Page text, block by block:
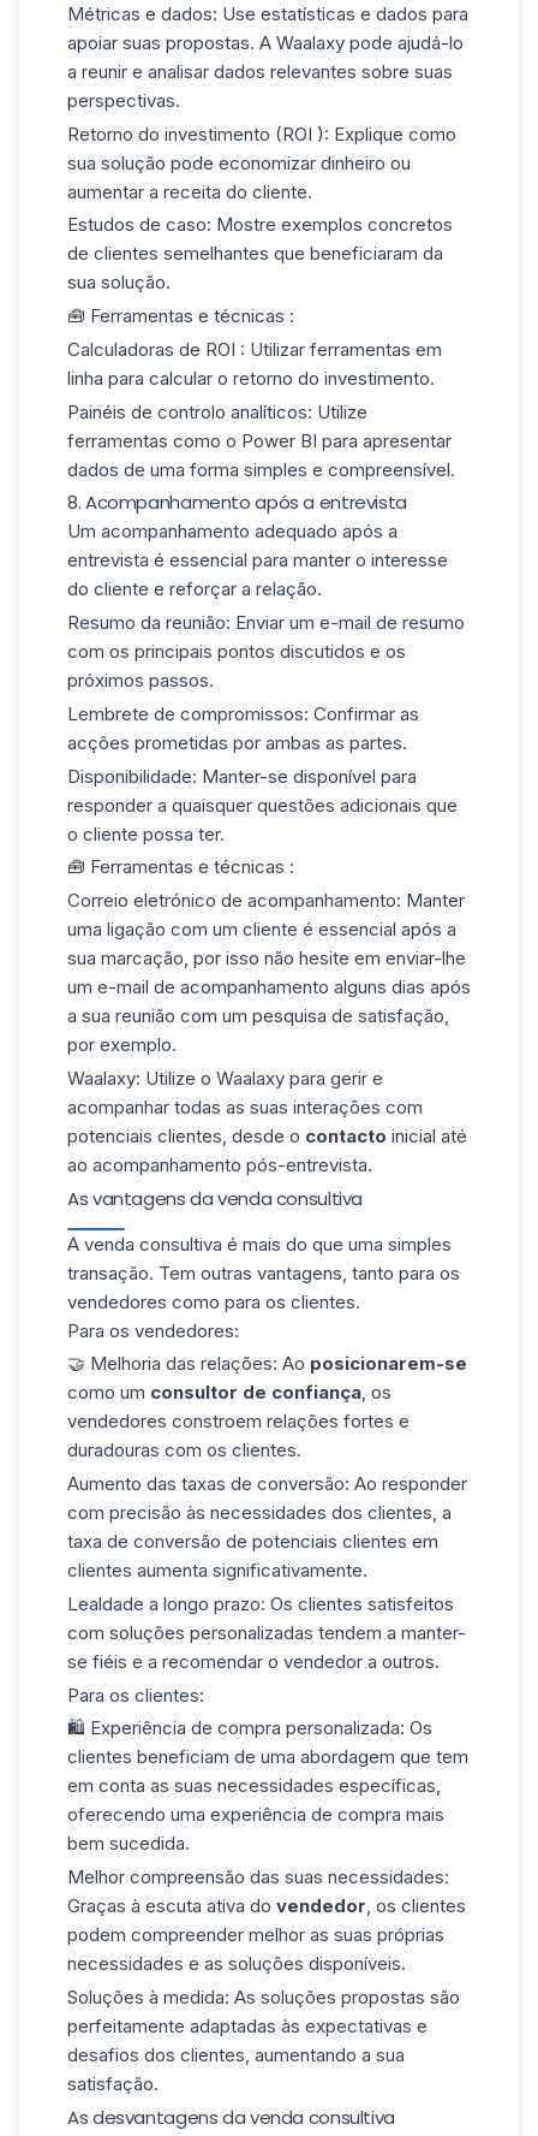
Métricas e dados: Use estatísticas e dados para
apoiar suas propostas. A Waalaxy pode ajudá-lo
a reunir e analisar dados relevantes sobre suas
perspectivas.
Retorno do investimento (ROI ): Explique como
sua solução pode economizar dinheiro ou
aumentar a receita do cliente.
Estudos de caso: Mostre exemplos concretos
de clientes semelhantes que beneficiaram da
sua solução.
🧰 Ferramentas e técnicas :
Calculadoras de ROI : Utilizar ferramentas em
linha para calcular o retorno do investimento.
Painéis de controlo analíticos: Utilize
ferramentas como o Power BI para apresentar
dados de uma forma simples e compreensível.
8. Acompanhamento após a entrevista
Um acompanhamento adequado após a
entrevista é essencial para manter o interesse
do cliente e reforçar a relação.
Resumo da reunião: Enviar um e-mail de resumo
com os principais pontos discutidos e os
próximos passos.
Lembrete de compromissos: Confirmar as
acções prometidas por ambas as partes.
Disponibilidade: Manter-se disponível para
responder a quaisquer questões adicionais que
o cliente possa ter.
🧰 Ferramentas e técnicas :
Correio eletrónico de acompanhamento: Manter
uma ligação com um cliente é essencial após a
sua marcação, por isso não hesite em enviar-lhe
um e-mail de acompanhamento alguns dias após
a sua reunião com um pesquisa de satisfação,
por exemplo.
Waalaxy: Utilize o Waalaxy para gerir e
acompanhar todas as suas interações com
potenciais clientes, desde o contacto inicial até
ao acompanhamento pós-entrevista.
As vantagens da venda consultiva
A venda consultiva é mais do que uma simples
transação. Tem outras vantagens, tanto para os
vendedores como para os clientes.
Para os vendedores:
🤝 Melhoria das relações: Ao posicionarem-se
como um consultor de confiança, os
vendedores constroem relações fortes e
duradouras com os clientes.
Aumento das taxas de conversão: Ao responder
com precisão às necessidades dos clientes, a
taxa de conversão de potenciais clientes em
clientes aumenta significativamente.
Lealdade a longo prazo: Os clientes satisfeitos
com soluções personalizadas tendem a manter-
se fiéis e a recomendar o vendedor a outros.
Para os clientes:
🛍️ Experiência de compra personalizada: Os
clientes beneficiam de uma abordagem que tem
em conta as suas necessidades específicas,
oferecendo uma experiência de compra mais
bem sucedida.
Melhor compreensão das suas necessidades:
Graças à escuta ativa do vendedor, os clientes
podem compreender melhor as suas próprias
necessidades e as soluções disponíveis.
Soluções à medida: As soluções propostas são
perfeitamente adaptadas às expectativas e
desafios dos clientes, aumentando a sua
satisfação.
As desvantagens da venda consultiva